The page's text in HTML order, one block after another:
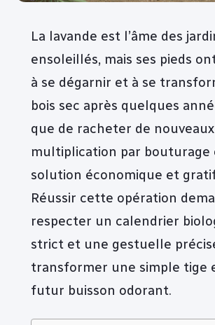
La lavande est l’âme des
ensoleillés, mais ses pieds
à se dégarnir et à se
bois sec après quelques
que de racheter de
multiplication par bouturage
solution économique et
Réussir cette opération
respecter un calendrier
strict et une gestuelle
transformer une simple tige
futur buisson odorant.